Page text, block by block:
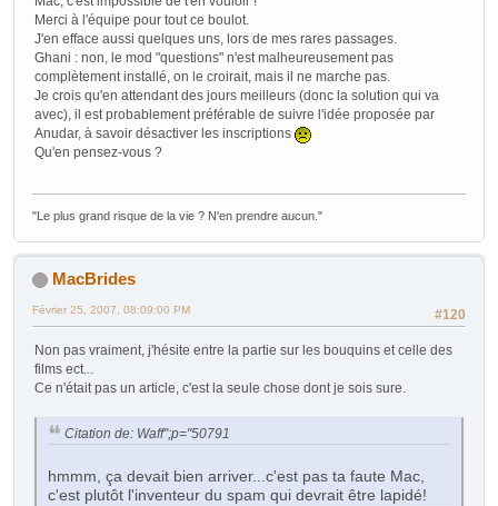
Merci à l'équipe pour tout ce boulot.
J'en efface aussi quelques uns, lors de mes rares passages.
Ghani : non, le mod "questions" n'est malheureusement pas
complètement installé, on le croirait, mais il ne marche pas.
Je crois qu'en attendant des jours meilleurs (donc la solution qui va
avec), il est probablement préférable de suivre l'idée proposée par
Anudar, à savoir désactiver les inscriptions
Qu'en pensez-vous ?
"Le plus grand risque de la vie ? N'en prendre aucun."
MacBrides
#120
Février 25, 2007, 08:09:00 PM
Non pas vraiment, j'hésite entre la partie sur les bouquins et celle des
films ect...
Ce n'était pas un article, c'est la seule chose dont je sois sure.
Citation de: Waff";p="50791
hmmm, ça devait bien arriver...c'est pas ta faute Mac,
c'est plutôt l'inventeur du spam qui devrait être lapidé!